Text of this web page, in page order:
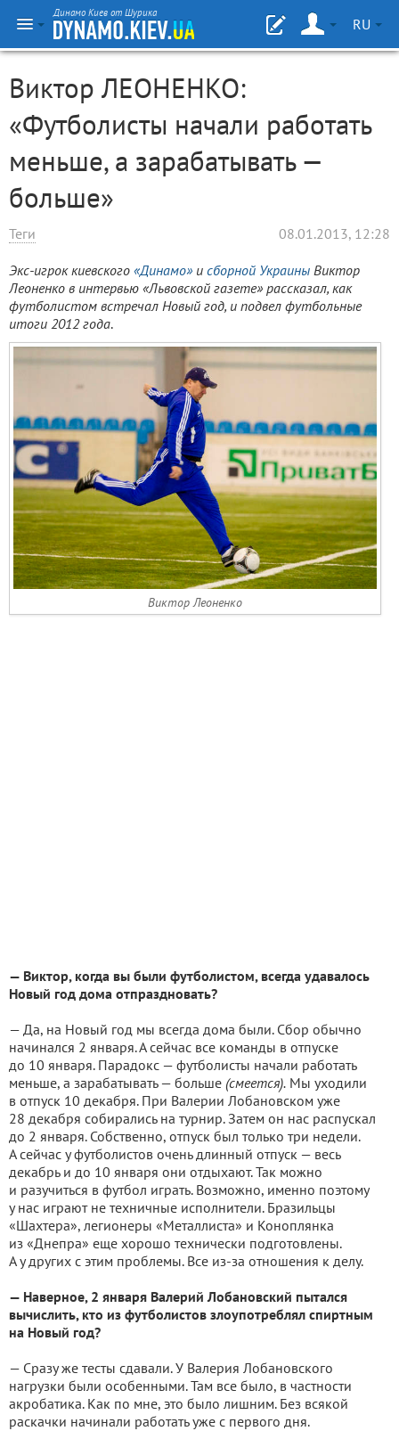
Динамо Киев от Шурика
RU
Виктор ЛЕОНЕНКО:
«Футболисты начали работать
меньше, а зарабатывать —
больше»
Теги 08.01.2013, 12:28
Экс-игрок киевского «Динамо»и сборной Украины Виктор
Леоненко в интервью «Львовской газете» рассказал, как
футболистом встречал Новый год, и подвел футбольные
итоги 2012 года.
Виктор Леоненко
— Виктор, когда вы были футболистом, всегда удавалось
Новый год дома отпраздновать?
— Да, на Новый год мы всегда дома были. Сбор обычно
начинался 2 января. А сейчас все команды в отпуске
до 10 января. Парадокс — футболисты начали работать
меньше, а зарабатывать — больше (смеется). Мы уходили
в отпуск 10 декабря. При Валерии Лобановском уже
28 декабря собирались на турнир. Затем он нас распускал
до 2 января. Собственно, отпуск был только три недели.
А сейчас у футболистов очень длинный отпуск — весь
декабрь и до 10 января они отдыхают. Так можно
и разучиться в футбол играть. Возможно, именно поэтому
у нас играют не техничные исполнители. Бразильцы
«Шахтера», легионеры «Металлиста» и Коноплянка
из «Днепра» еще хорошо технически подготовлены.
А у других с этим проблемы. Все из-за отношения к делу.
— Наверное, 2 января Валерий Лобановский пытался
вычислить, кто из футболистов злоупотреблял спиртным
на Новый год?
— Сразу же тесты сдавали. У Валерия Лобановского
нагрузки были особенными. Там все было, в частности
акробатика. Как по мне, это было лишним. Без всякой
раскачки начинали работать уже с первого дня.